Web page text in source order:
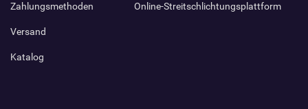
Zahlungsmethoden
Versand
Katalog
Online-Streitschlichtungsplattform